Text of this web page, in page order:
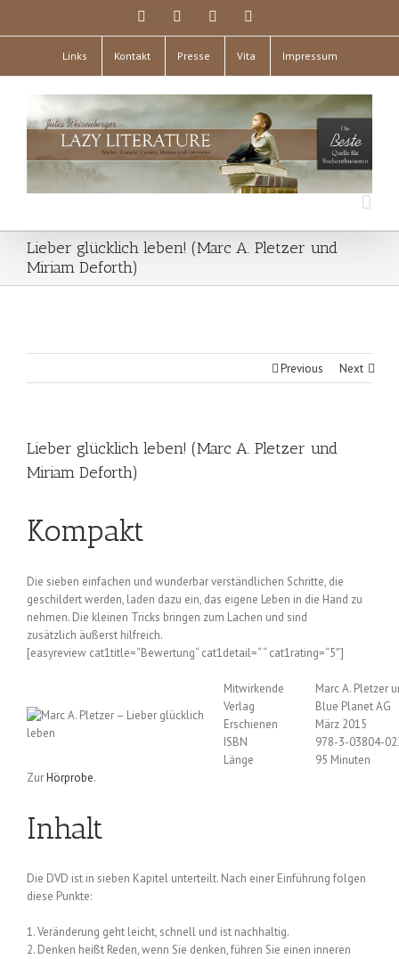
Links Kontakt Presse Vita Impressum
Lieber glücklich leben! (Marc A. Pletzer und
Miriam Deforth)
Previous Next
Lieber glücklich leben! (Marc A. Pletzer und
Miriam Deforth)
Kompakt
Die sieben einfachen und wunderbar verständlichen Schritte, die
geschildert werden, laden dazu ein, das eigene Leben in die Hand zu
nehmen. Die kleinen Tricks bringen zum Lachen und sind
zusätzlich äußerst hilfreich.
[easyreview cat1title=“Bewertung“ cat1detail=“ “ cat1rating=“5″]
Mitwirkende
Marc A. Pletzer
Verlag
Blue Planet AG
Erschienen
März 2015
ISBN
978-3-03804-
Länge
95 Minuten
ZurHörprobe.
Inhalt
Die DVD ist in sieben Kapitel unterteilt. Nach einer Einführung folgen
diese Punkte:
1. Veränderung geht leicht, schnell und ist nachhaltig.
2. Denken heißt Reden, wenn Sie denken, führen Sie einen inneren